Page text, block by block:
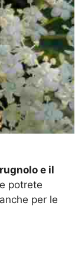
e il
potrete
per le